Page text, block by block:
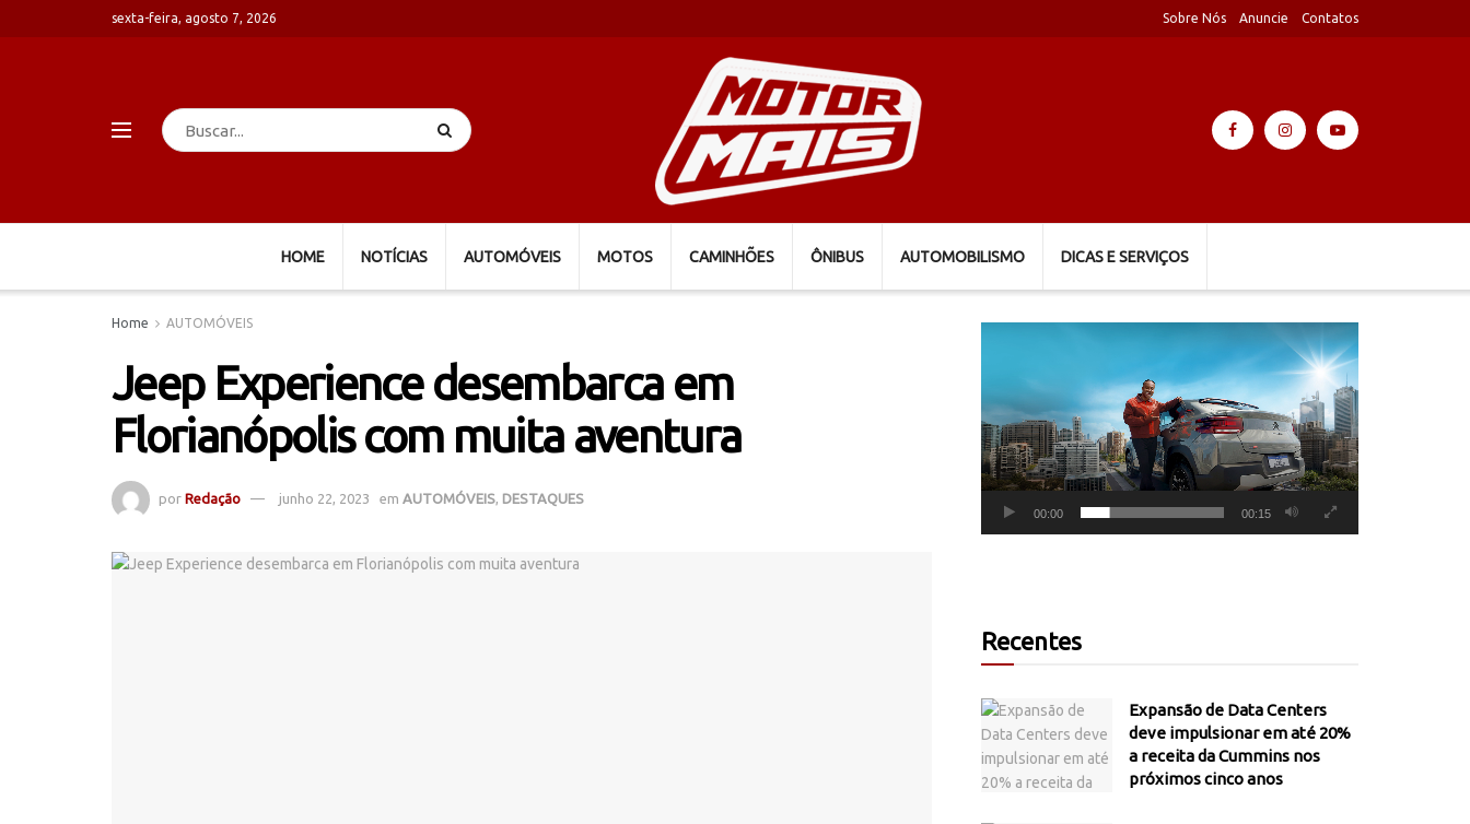
sexta-feira, agosto 7, 2026 Sobre Nós Anuncie Contatos
HOME NOTÍCIAS AUTOMÓVEIS MOTOS CAMINHÕES ÔNIBUS AUTOMOBILISMO DICAS E SERVIÇOS
Home AUTOMÓVEIS
Jeep Experience desembarca em
Florianópolis com muita aventura
por Redação junho 22, 2023 em AUTOMÓVEIS DESTAQUES
00:00 00:15
Recentes
Expansão de Data Centers
deve impulsionar em até 20%
a receita da Cummins nos
próximos cinco anos